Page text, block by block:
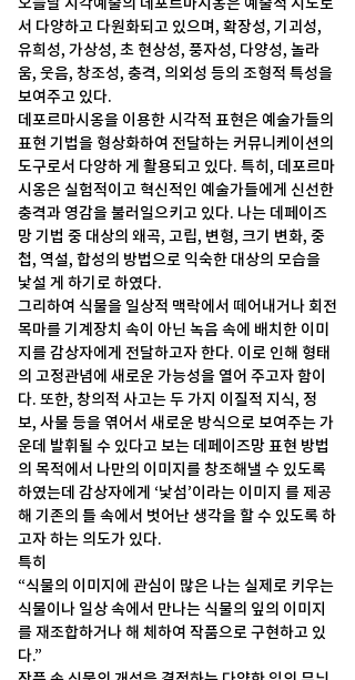
서 다양하고 다원화되고 있으며, 확장성, 기괴성,
유희성, 가상성, 초 현상성, 풍자성, 다양성, 놀라
움, 웃음, 창조성, 충격, 의외성 등의 조형적 특성을
보여주고 있다.
데포르마시옹을 이용한 시각적 표현은 예술가들의
표현 기법을 형상화하여 전달하는 커뮤니케이션의
도구로서 다양하 게 활용되고 있다. 특히, 데포르마
시옹은 실험적이고 혁신적인 예술가들에게 신선한
충격과 영감을 불러일으키고 있다. 나는 데페이즈
망 기법 중 대상의 왜곡, 고립, 변형, 크기 변화, 중
첩, 역설, 합성의 방법으로 익숙한 대상의 모습을
낯설 게 하기로 하였다.
그리하여 식물을 일상적 맥락에서 떼어내거나 회전
목마를 기계장치 속이 아닌 녹음 속에 배치한 이미
지를 감상자에게 전달하고자 한다. 이로 인해 형태
의 고정관념에 새로운 가능성을 열어 주고자 함이
다. 또한, 창의적 사고는 두 가지 이질적 지식, 정
보, 사물 등을 엮어서 새로운 방식으로 보여주는 가
운데 발휘될 수 있다고 보는 데페이즈망 표현 방법
의 목적에서 나만의 이미지를 창조해낼 수 있도록
하였는데 감상자에게 ‘낯섬’이라는 이미지 를 제공
해 기존의 틀 속에서 벗어난 생각을 할 수 있도록 하
고자 하는 의도가 있다.
특히
“식물의 이미지에 관심이 많은 나는 실제로 키우는
식물이나 일상 속에서 만나는 식물의 잎의 이미지
를 재조합하거나 해 체하여 작품으로 구현하고 있
다.”